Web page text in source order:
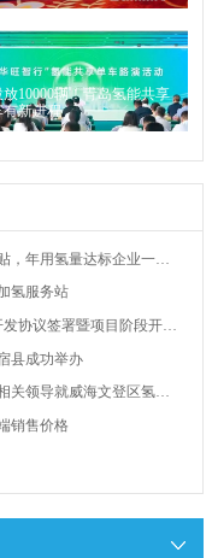
放10000辆！青岛氢能共享
有新进程
，年用氢量达标企业一次
氢服务站
协议签署暨项目阶段开发
县成功举办
关领导就威海文登区氢能
销售价格
急发电系统投用